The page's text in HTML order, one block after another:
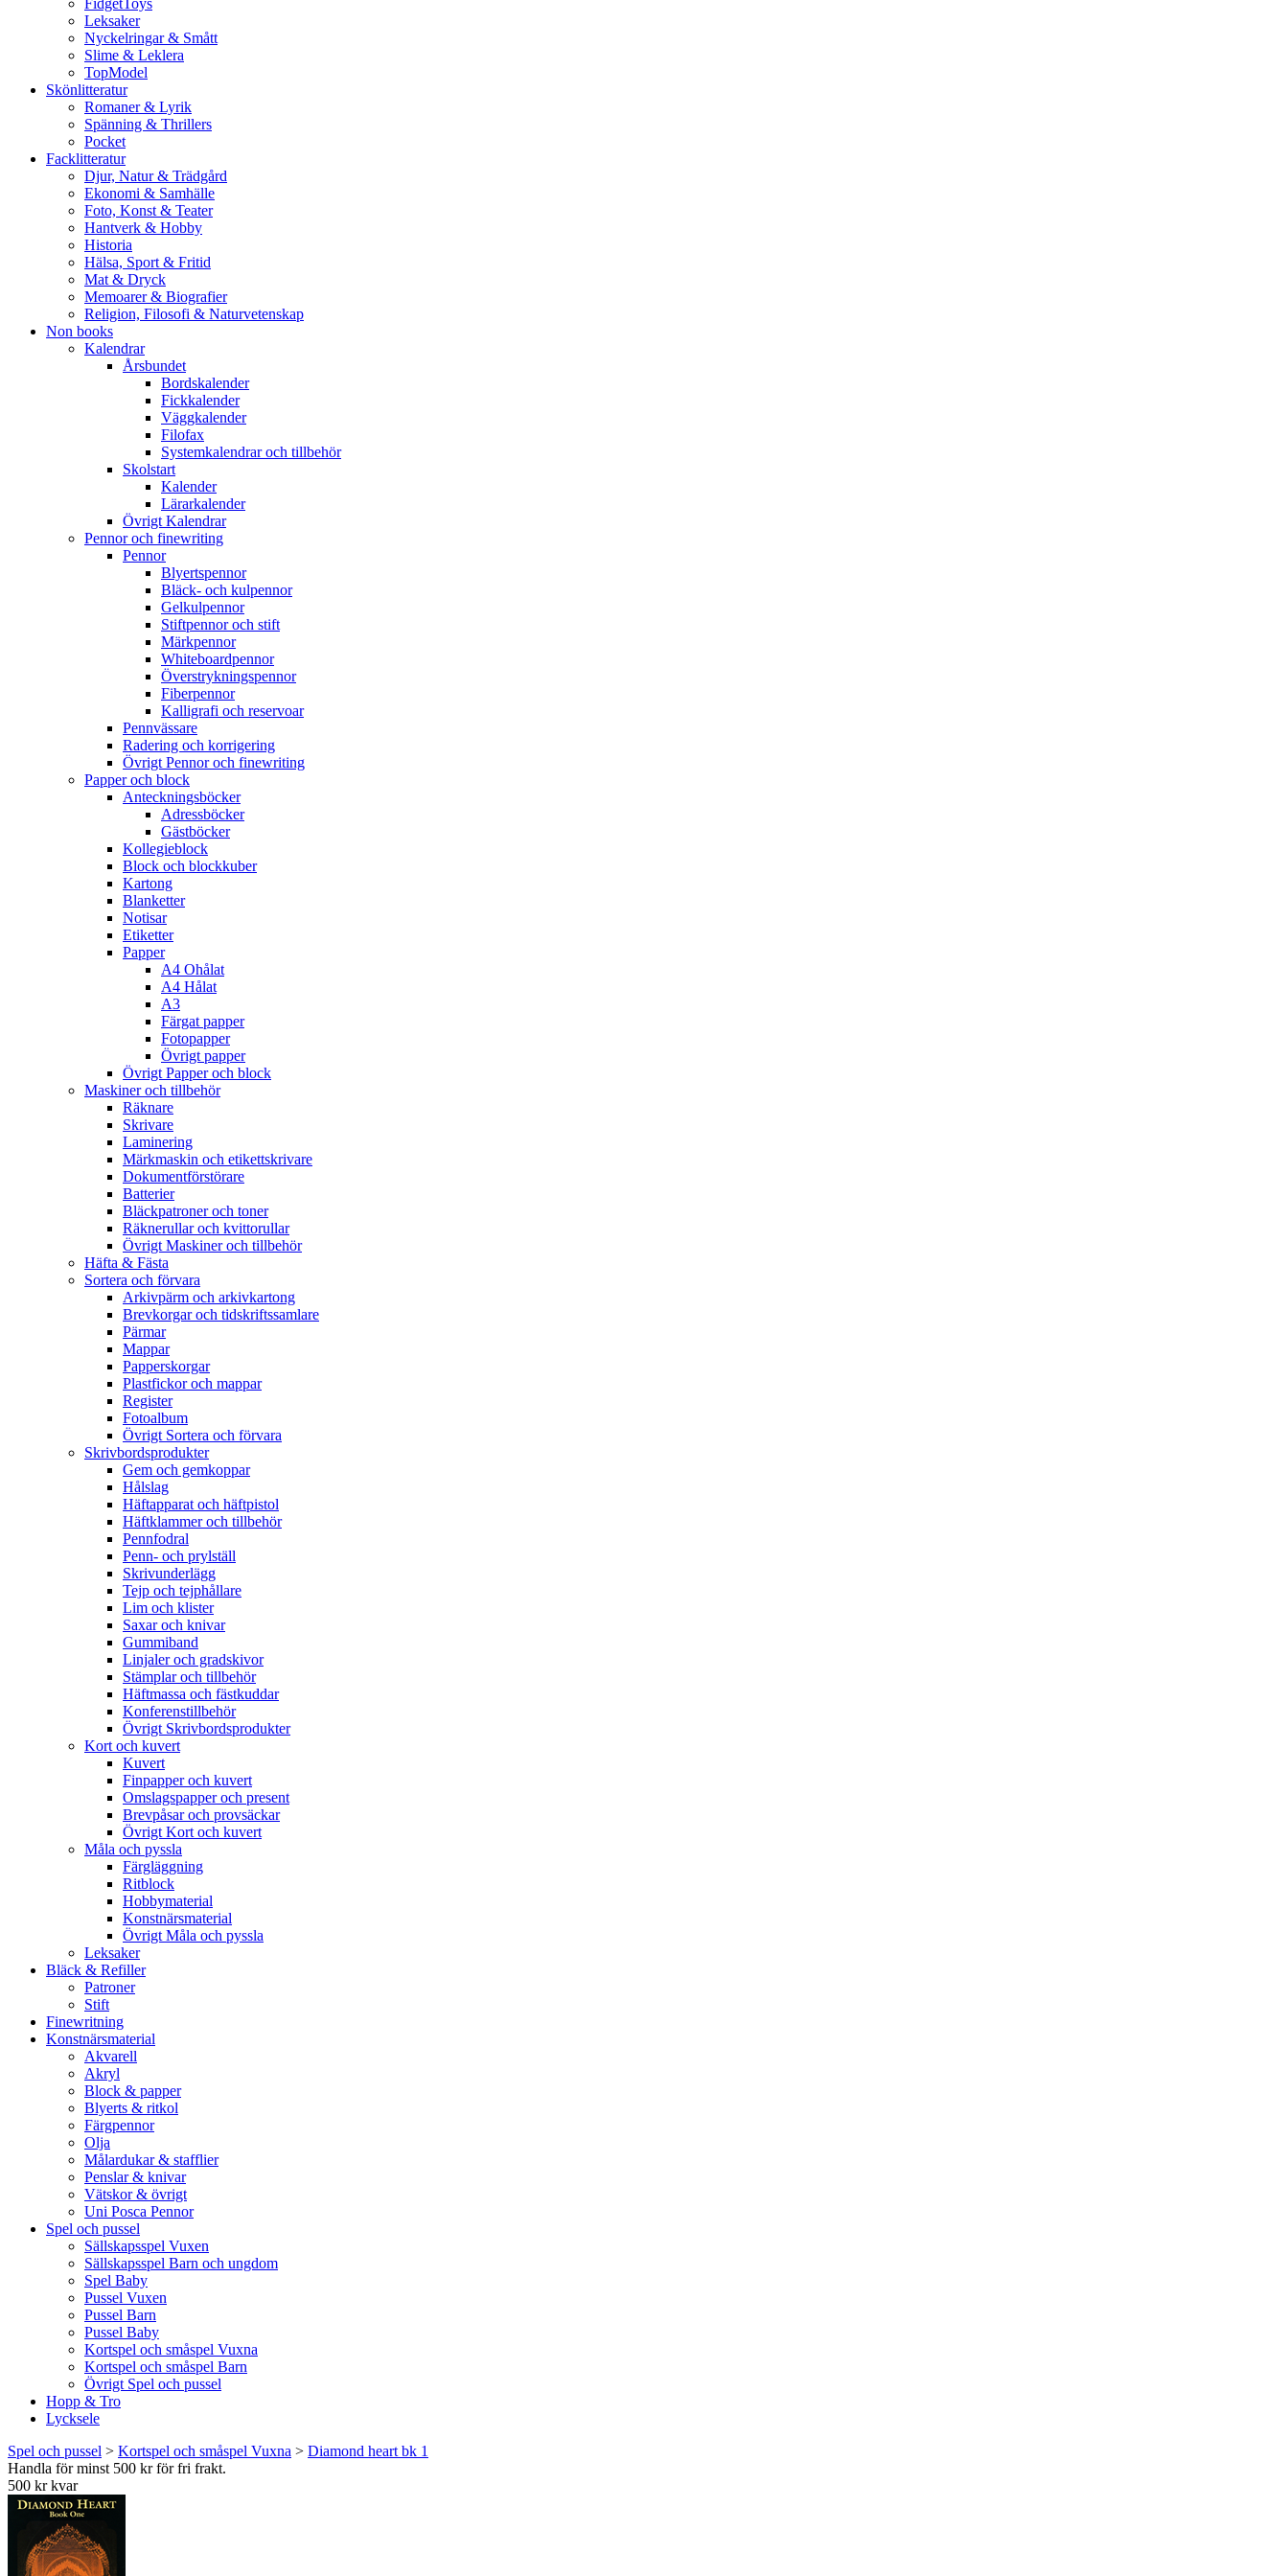
FidgetToys
Leksaker
Nyckelringar & Smått
Slime & Leklera
TopModel
Skönlitteratur
Romaner & Lyrik
Spänning & Thrillers
Pocket
Facklitteratur
Djur, Natur & Trädgård
Ekonomi & Samhälle
Foto, Konst & Teater
Hantverk & Hobby
Historia
Hälsa, Sport & Fritid
Mat & Dryck
Memoarer & Biografier
Religion, Filosofi & Naturvetenskap
Non books
Kalendrar
Årsbundet
Bordskalender
Fickkalender
Väggkalender
Filofax
Systemkalendrar och tillbehör
Skolstart
Kalender
Lärarkalender
Övrigt Kalendrar
Pennor och finewriting
Pennor
Blyertspennor
Bläck- och kulpennor
Gelkulpennor
Stiftpennor och stift
Märkpennor
Whiteboardpennor
Överstrykningspennor
Fiberpennor
Kalligrafi och reservoar
Pennvässare
Radering och korrigering
Övrigt Pennor och finewriting
Papper och block
Anteckningsböcker
Adressböcker
Gästböcker
Kollegieblock
Block och blockkuber
Kartong
Blanketter
Notisar
Etiketter
Papper
A4 Ohålat
A4 Hålat
A3
Färgat papper
Fotopapper
Övrigt papper
Övrigt Papper och block
Maskiner och tillbehör
Räknare
Skrivare
Laminering
Märkmaskin och etikettskrivare
Dokumentförstörare
Batterier
Bläckpatroner och toner
Räknerullar och kvittorullar
Övrigt Maskiner och tillbehör
Häfta & Fästa
Sortera och förvara
Arkivpärm och arkivkartong
Brevkorgar och tidskriftssamlare
Pärmar
Mappar
Papperskorgar
Plastfickor och mappar
Register
Fotoalbum
Övrigt Sortera och förvara
Skrivbordsprodukter
Gem och gemkoppar
Hålslag
Häftapparat och häftpistol
Häftklammer och tillbehör
Pennfodral
Penn- och prylställ
Skrivunderlägg
Tejp och tejphållare
Lim och klister
Saxar och knivar
Gummiband
Linjaler och gradskivor
Stämplar och tillbehör
Häftmassa och fästkuddar
Konferenstillbehör
Övrigt Skrivbordsprodukter
Kort och kuvert
Kuvert
Finpapper och kuvert
Omslagspapper och present
Brevpåsar och provsäckar
Övrigt Kort och kuvert
Måla och pyssla
Färgläggning
Ritblock
Hobbymaterial
Konstnärsmaterial
Övrigt Måla och pyssla
Leksaker
Bläck & Refiller
Patroner
Stift
Finewritning
Konstnärsmaterial
Akvarell
Akryl
Block & papper
Blyerts & ritkol
Färgpennor
Olja
Målardukar & stafflier
Penslar & knivar
Vätskor & övrigt
Uni Posca Pennor
Spel och pussel
Sällskapsspel Vuxen
Sällskapsspel Barn och ungdom
Spel Baby
Pussel Vuxen
Pussel Barn
Pussel Baby
Kortspel och småspel Vuxna
Kortspel och småspel Barn
Övrigt Spel och pussel
Hopp & Tro
Lycksele
Spel och pussel > Kortspel och småspel Vuxna > Diamond heart bk 1
Handla för minst 500 kr för fri frakt.
500 kr kvar